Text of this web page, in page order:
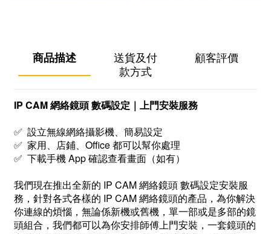
商品描述
送貨及付
款方式
顧客評價
IP CAM 網絡鏡頭 數碼設定｜上門安裝服務
✅ 設立無線網絡攝影機、簡易設定
✅ 家用、店鋪、Office 都可以幫你處理
✅ 下載手機 App 確認查看畫面（如有）
我們現在推出全新的 IP CAM 網絡鏡頭 數碼設定安裝服
務，針對各式各樣的 IP CAM 網絡鏡頭的產品，為你解決
你連線的煩惱，無論係新機或舊機，單一部或是多部的鏡
頭組合，我們都可以為你安排師傅上門安裝，一套鏡頭的